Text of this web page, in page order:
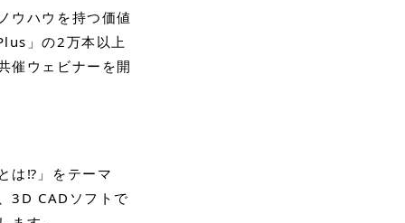
ウハウを持つ価値
」の2万本以上
催ウェビナーを開
は⁉」をテーマ
3D CADソフトで